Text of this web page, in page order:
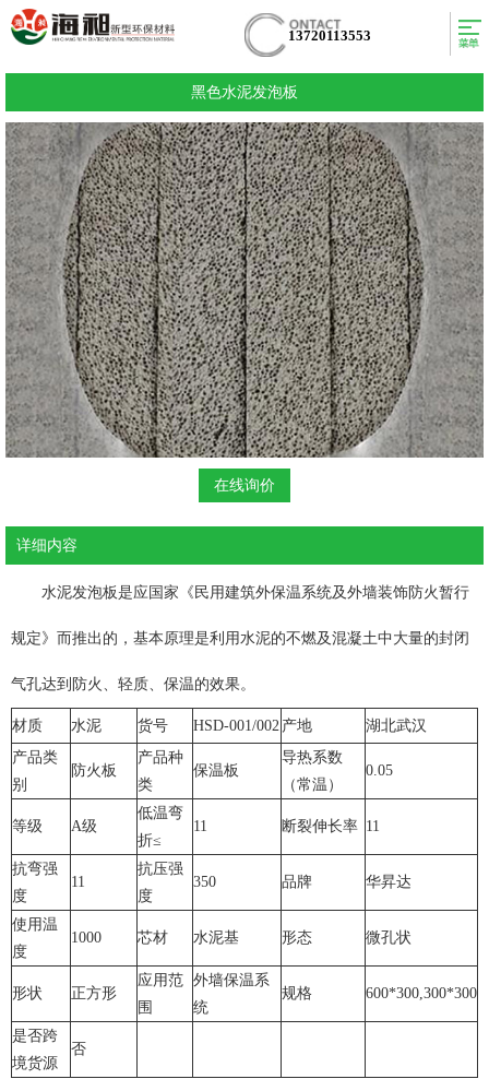
13720113553
黑色水泥发泡板
在线询价
详细内容
水泥发泡板是应国家《民用建筑外保温系统及外墙装饰防火暂行
规定》而推出的，基本原理是利用水泥的不燃及混凝土中大量的封闭
气孔达到防火、轻质、保温的效果。
材质 水泥 货号 HSD-001/002 产地
湖北武汉
产品类
别
防火板
产品种
类
保温板
导热系数
（常温）
0.05
等级 A级
低温弯
折≤
11 断裂伸长率 11
抗弯强
度
11
抗压强
度
350 品牌 华昇达
使用温
度
1000 芯材 水泥基 形态 微孔状
形状 正方形
应用范
围
外墙保温系
统
规格 600*300,300*300
是否跨
境货源
否